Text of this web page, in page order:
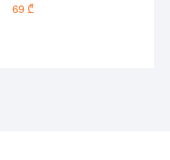
69 ₾